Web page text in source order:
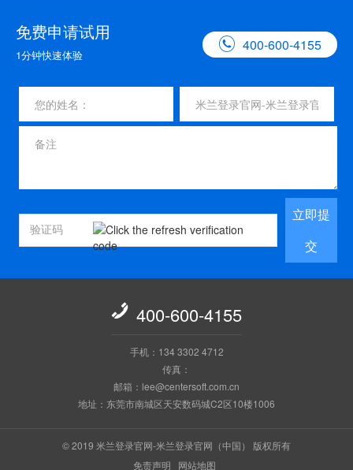
免费申请试用
1分钟快速体验
 400-600-4155
立即提
交
 400-600-4155
手机：134 3302 4712
传真：
邮箱：lee@centersoft.com.cn
地址：东莞市南城区天安数码城C2区10楼1006
© 2019 米兰登录官网-米兰登录官网（中国） 版权所有
免责声明
网站地图